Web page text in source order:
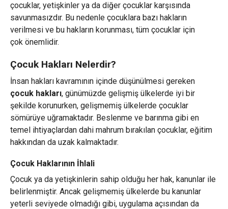
çocuklar, yetişkinler ya da diğer çocuklar karşısında
savunmasızdır. Bu nedenle çocuklara bazı hakların
verilmesi ve bu hakların korunması, tüm çocuklar için
çok önemlidir.
Çocuk Hakları Nelerdir?
İnsan hakları kavramının içinde düşünülmesi gereken
çocuk hakları, günümüzde gelişmiş ülkelerde iyi bir
şekilde korunurken, gelişmemiş ülkelerde çocuklar
sömürüye uğramaktadır. Beslenme ve barınma gibi en
temel ihtiyaçlardan dahi mahrum bırakılan çocuklar, eğitim
hakkından da uzak kalmaktadır.
Çocuk Haklarının İhlali
Çocuk ya da yetişkinlerin sahip olduğu her hak, kanunlar ile
belirlenmiştir. Ancak gelişmemiş ülkelerde bu kanunlar
yeterli seviyede olmadığı gibi, uygulama açısından da